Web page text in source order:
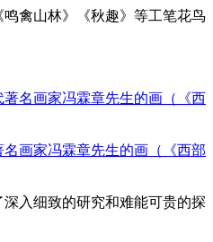
禽山林》《秋趣》等工笔花鸟
画家冯霖章先生的画（《西部
入细致的研究和难能可贵的探